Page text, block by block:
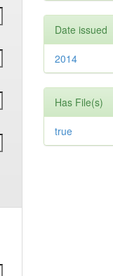
Date issued
2014
Has File(s)
true